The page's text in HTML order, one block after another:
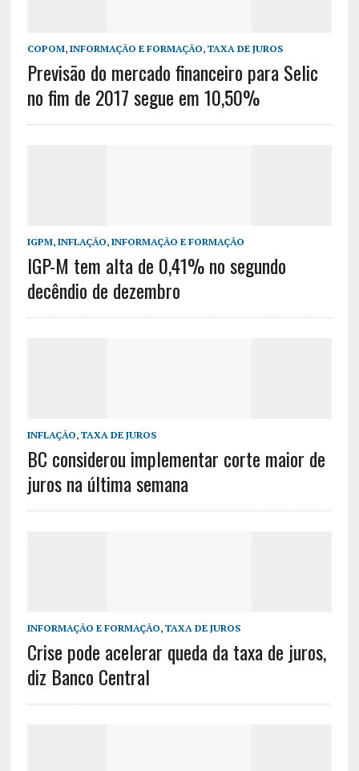
COPOM, INFORMAÇÃO E FORMAÇÃO, TAXA DE JUROS
Previsão do mercado financeiro para Selic
no fim de 2017 segue em 10,50%
IGPM, INFLAÇÃO, INFORMAÇÃO E FORMAÇÃO
IGP-M tem alta de 0,41% no segundo
decêndio de dezembro
INFLAÇÃO, TAXA DE JUROS
BC considerou implementar corte maior de
juros na última semana
INFORMAÇÃO E FORMAÇÃO, TAXA DE JUROS
Crise pode acelerar queda da taxa de juros,
diz Banco Central